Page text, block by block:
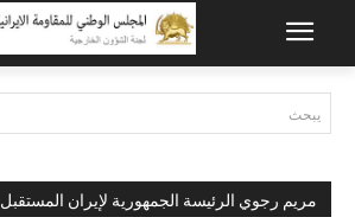
يبحث
مريم رجوي الرئيسة الجمهورية لإيران المستقبل